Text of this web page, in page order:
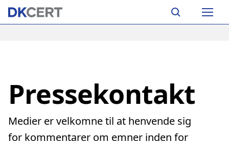
Skip
Main
Pressekontakt
Medier er velkomne til at henvende sig
for kommentarer om emner inden for